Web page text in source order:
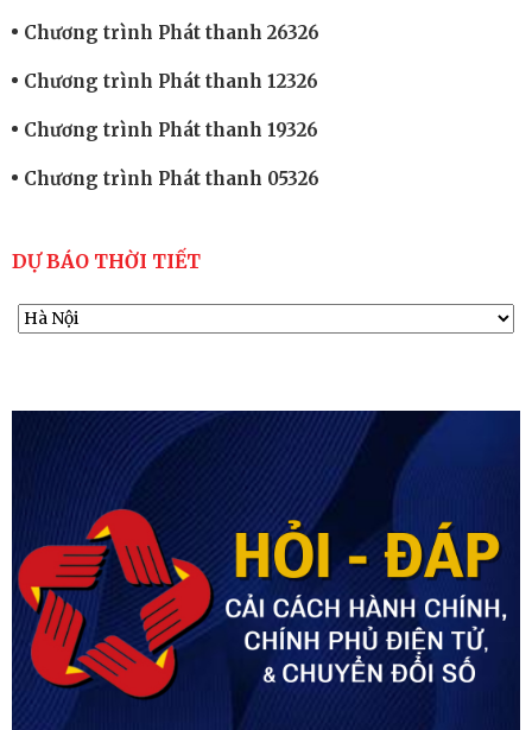
Chương trình Phát thanh 26326
Chương trình Phát thanh 12326
Chương trình Phát thanh 19326
Chương trình Phát thanh 05326
DỰ BÁO THỜI TIẾT